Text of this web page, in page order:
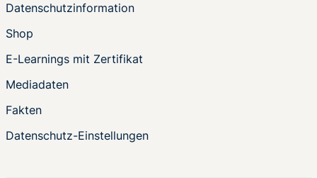
Datenschutzinformation
Shop
E-Learnings mit Zertifikat
Mediadaten
Fakten
Datenschutz-Einstellungen